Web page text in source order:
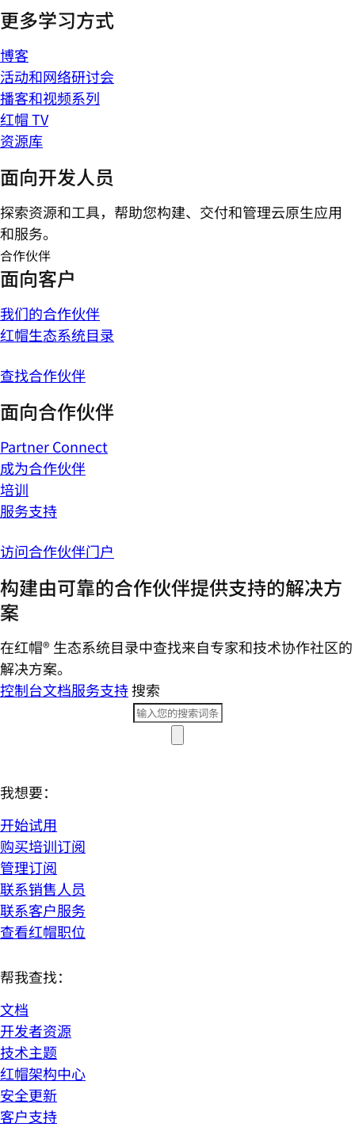
更多学习方式
博客
活动和网络研讨会
播客和视频系列
红帽 TV
资源库
面向开发人员
探索资源和工具，帮助您构建、交付和管理云原生应用
和服务。
合作伙伴
面向客户
我们的合作伙伴
红帽生态系统目录
查找合作伙伴
面向合作伙伴
Partner Connect
成为合作伙伴
培训
服务支持
访问合作伙伴门户
构建由可靠的合作伙伴提供支持的解决方
案
在红帽® 生态系统目录中查找来自专家和技术协作社区的
解决方案。
控制台文档服务支持搜索
我想要：
开始试用
购买培训订阅
管理订阅
联系销售人员
联系客户服务
查看红帽职位
帮我查找：
文档
开发者资源
技术主题
红帽架构中心
安全更新
客户支持